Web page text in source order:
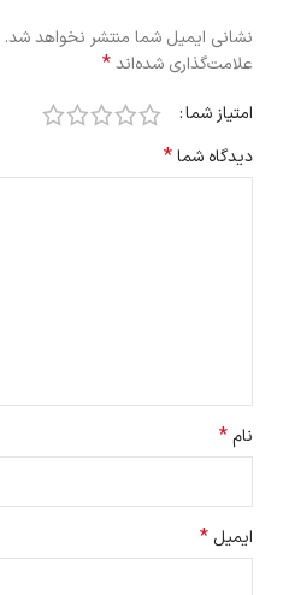
نشانی ایمیل شما منتشر نخواهد شد.
علامت‌گذاری شده‌اند*
امتیاز شما
دیدگاه شما*
نام*
ایمیل*